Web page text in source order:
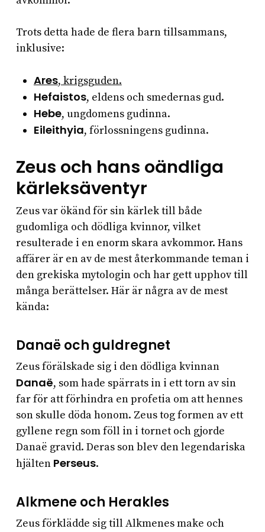
Trots detta hade de flera barn tillsammans,
inklusive:
Ares, krigsguden.
Hefaistos, eldens och smedernas gud.
Hebe, ungdomens gudinna.
Eileithyia, förlossningens gudinna.
Zeus och hans oändliga
kärleksäventyr
Zeus var ökänd för sin kärlek till både
gudomliga och dödliga kvinnor, vilket
resulterade i en enorm skara avkommor. Hans
affärer är en av de mest återkommande teman i
den grekiska mytologin och har gett upphov till
många berättelser. Här är några av de mest
kända:
Danaë och guldregnet
Zeus förälskade sig i den dödliga kvinnan
Danaë, som hade spärrats in i ett torn av sin
far för att förhindra en profetia om att hennes
son skulle döda honom. Zeus tog formen av ett
gyllene regn som föll in i tornet och gjorde
Danaë gravid. Deras son blev den legendariska
hjälten Perseus.
Alkmene och Herakles
Zeus förklädde sig till Alkmenes make och